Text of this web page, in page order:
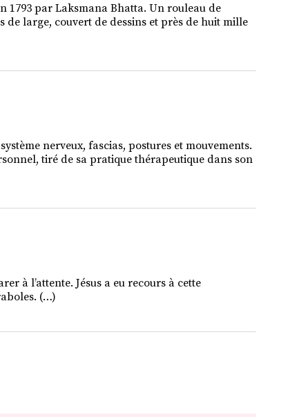
1793 par Laksmana Bhatta. Un rouleau de
large, couvert de dessins et près de huit mille
nerveux, fascias, postures et mouvements.
tiré de sa pratique thérapeutique dans son
à l’attente. Jésus a eu recours à cette
(…)